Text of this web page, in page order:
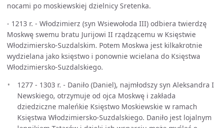
nocami po moskiewskiej dzielnicy Sretenka.
- 1213 r. - Włodzimierz (syn Wsiewołoda III) odbiera twierdzę
Moskwę swemu bratu Jurijowi II rządzącemu w Księstwie
Włodzimiersko-Suzdalskim. Potem Moskwa jest kilkakrotnie
wydzielana jako księstwo i ponownie wcielana do Księstwa
Włodzimiersko-Suzdalskiego.
1277 - 1303 r. - Daniło (Daniel), najmłodszy syn Aleksandra I
Newskiego, otrzymuje od ojca Moskwę i zakłada
dziedziczne maleńkie Księstwo Moskiewskie w ramach
Księstwa Włodzimiersko-Suzdalskiego. Daniło jest lojalnym